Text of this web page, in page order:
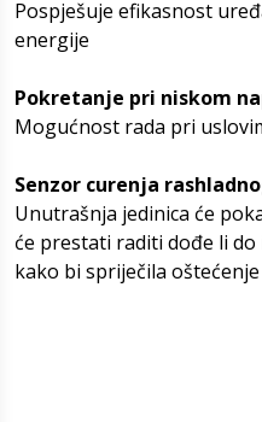
Pospješuje efikasnost
energije
Pokretanje pri niskom
Mogućnost rada pri
Senzor curenja
Unutrašnja jedinica će
će prestati raditi dođe li
kako bi spriječila